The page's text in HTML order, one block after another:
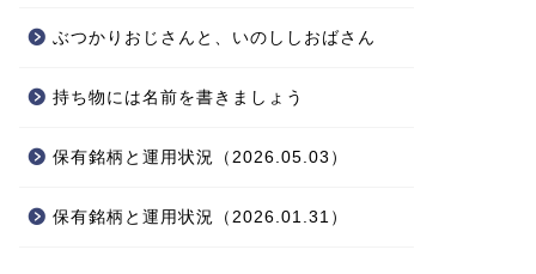
ぶつかりおじさんと、いのししおばさん
持ち物には名前を書きましょう
保有銘柄と運用状況（2026.05.03）
保有銘柄と運用状況（2026.01.31）